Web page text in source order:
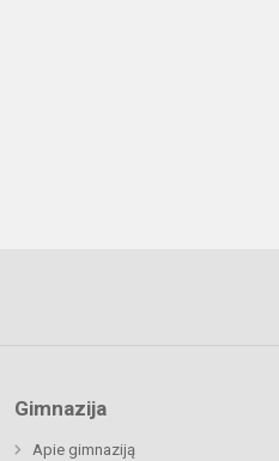
Gimnazija
Apie gimnaziją